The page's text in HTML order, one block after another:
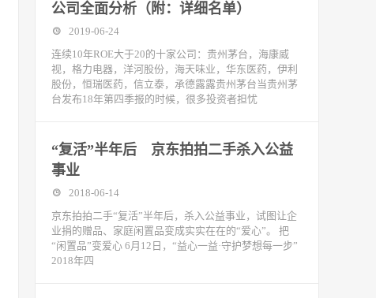
公司全面分析（附：详细名单）
2019-06-24
连续10年ROE大于20的十家公司：贵州茅台，海康威
视，格力电器，洋河股份，海天味业，华东医药，伊利
股份，恒瑞医药，信立泰，承德露露贵州茅台当贵州茅
台发布18年第四季报的时候，很多投资者担忧
“复活”半年后 京东拍拍二手杀入公益
事业
2018-06-14
京东拍拍二手“复活”半年后，杀入公益事业，试图让企
业捐的赠品、家庭闲置品变成实实在在的“爱心”。 把
“闲置品”变爱心 6月12日，“益心一益·守护梦想每一步”
2018年四